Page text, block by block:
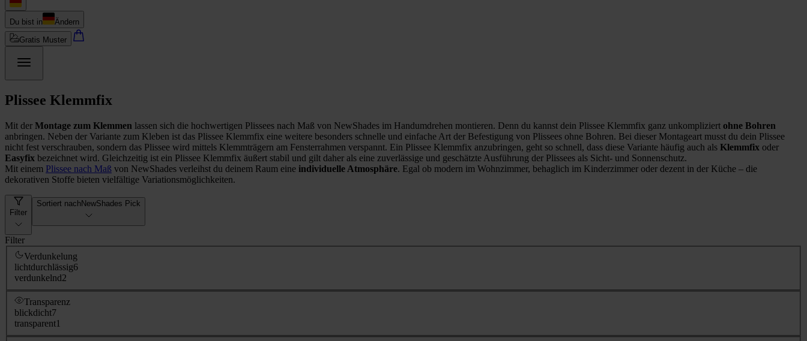
Du bist in
Ändern
Gratis Muster
Plissee Klemmfix
Mit der Montage zum Klemmen lassen sich die hochwertigen Plissees nach Maß von NewShades im Handumdrehen montieren. Denn du kannst dein Plissee Klemmfix ganz unkompliziert ohne Bohren
anbringen. Neben der Variante zum Kleben ist das Plissee Klemmfix eine weitere besonders schnelle und einfache Art der Befestigung von Plissees ohne Bohren. Bei dieser Montageart musst du dein Plissee
nicht fest verschrauben, sondern das Plissee wird mittels Klemmträgern am Fensterrahmen verspannt. Ein Plissee Klemmfix anzubringen, geht so schnell, dass diese Variante häufig auch als Klemmfix oder
Easyfix bezeichnet wird. Gleichzeitig ist ein Plissee Klemmfix äußert stabil und gilt daher als eine zuverlässige und geschätzte Ausführung der Plissees als Sicht- und Sonnenschutz.
Mit einem Plissee nach Maß von NewShades verleihst du deinem Raum eine individuelle Atmosphäre. Egal ob modern im Wohnzimmer, behaglich im Kinderzimmer oder dezent in der Küche – die
dekorativen Stoffe bieten vielfältige Variationsmöglichkeiten.
Filter
Sortiert nachNewShades Pick
Filter
Verdunkelung
lichtdurchlässig6
verdunkelnd2
Transparenz
blickdicht7
transparent1